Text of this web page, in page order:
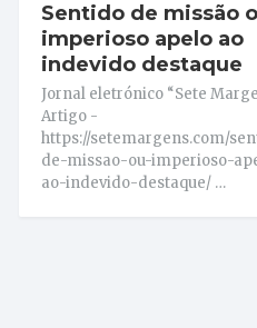
Sentido de missão
imperioso apelo ao
indevido destaque
Jornal eletrónico “Sete
Artigo -
https://setemargens.com/
de-missao-ou-imperioso-
ao-indevido-destaque/ …